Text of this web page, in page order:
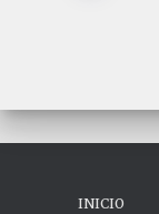
INICIO